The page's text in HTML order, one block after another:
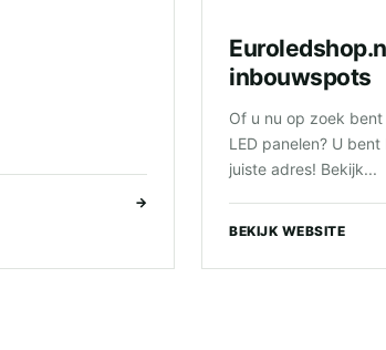
→
inbouwspots
Of u nu op zoek
LED panelen? U
juiste adres! Bekijk...
BEKIJK WEBSITE